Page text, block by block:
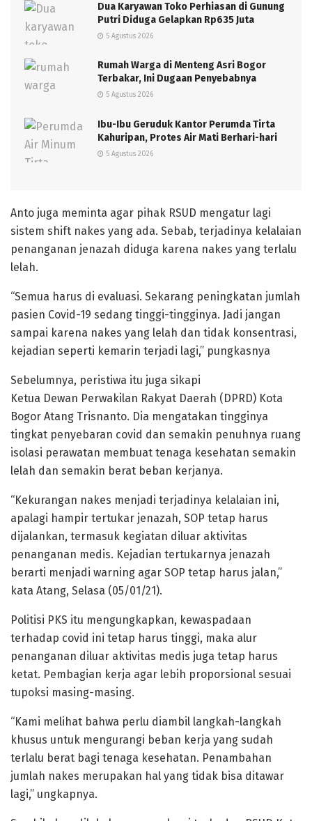
Dua Karyawan Toko Perhiasan di Gunung
Putri Diduga Gelapkan Rp635 Juta
5 Agustus 2026
Rumah Warga di Menteng Asri Bogor
Terbakar, Ini Dugaan Penyebabnya
5 Agustus 2026
Ibu-Ibu Geruduk Kantor Perumda Tirta
Kahuripan, Protes Air Mati Berhari-hari
5 Agustus 2026
Anto juga meminta agar pihak RSUD mengatur lagi
sistem shift nakes yang ada. Sebab, terjadinya kelalaian
penanganan jenazah diduga karena nakes yang terlalu
lelah.
“Semua harus di evaluasi. Sekarang peningkatan jumlah
pasien Covid-19 sedang tinggi-tingginya. Jadi jangan
sampai karena nakes yang lelah dan tidak konsentrasi,
kejadian seperti kemarin terjadi lagi,” pungkasnya
Sebelumnya, peristiwa itu juga sikapi
Ketua Dewan Perwakilan Rakyat Daerah (DPRD) Kota
Bogor Atang Trisnanto. Dia mengatakan tingginya
tingkat penyebaran covid dan semakin penuhnya ruang
isolasi perawatan membuat tenaga kesehatan semakin
lelah dan semakin berat beban kerjanya.
“Kekurangan nakes menjadi terjadinya kelalaian ini,
apalagi hampir tertukar jenazah, SOP tetap harus
dijalankan, termasuk kegiatan diluar aktivitas
penanganan medis. Kejadian tertukarnya jenazah
berarti menjadi warning agar SOP tetap harus jalan,”
kata Atang, Selasa (05/01/21).
Politisi PKS itu mengungkapkan, kewaspadaan
terhadap covid ini tetap harus tinggi, maka alur
penanganan diluar aktivitas medis juga tetap harus
ketat. Pembagian kerja agar lebih proporsional sesuai
tupoksi masing-masing.
“Kami melihat bahwa perlu diambil langkah-langkah
khusus untuk mengurangi beban kerja yang sudah
terlalu berat bagi tenaga kesehatan. Penambahan
jumlah nakes merupakan hal yang tidak bisa ditawar
lagi,” ungkapnya.